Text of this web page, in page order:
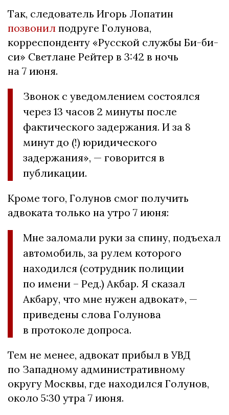
Так, следователь Игорь Лопатин
позвонил подруге Голунова,
корреспонденту «Русской службы Би-би-
си» Светлане Рейтер в 3:42 в ночь
на 7 июня.
Звонок с уведомлением состоялся
через 13 часов 2 минуты после
фактического задержания. И за 8
минут до (!) юридического
задержания», — говорится в
публикации.
Кроме того, Голунов смог получить
адвоката только на утро 7 июня:
Мне заломали руки за спину, подъехал
автомобиль, за рулем которого
находился (сотрудник полиции
по имени – Ред.) Акбар. Я сказал
Акбару, что мне нужен адвокат», —
приведены слова Голунова
в протоколе допроса.
Тем не менее, адвокат прибыл в УВД
по Западному административному
округу Москвы, где находился Голунов,
около 5:30 утра 7 июня.